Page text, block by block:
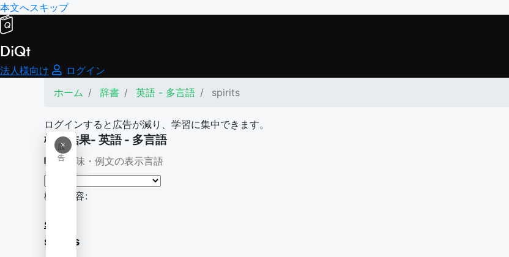
本文へスキップ
DiQt
法人様向け
ログイン
ホーム
辞書 英語 - 多言語 spirits
ログインすると広告が減り、学習に集中できます。
×
広
告
検索結果- 英語 - 多言語
意味・例文の表示言語
検索内容:
spirits
spirits